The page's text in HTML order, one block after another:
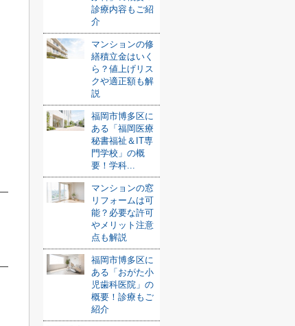
診療内容もご紹
介
マンションの修
繕積立金はいく
ら？値上げリス
クや適正額も解
説
福岡市博多区に
ある「福岡医療
秘書福祉＆IT専
門学校」の概
要！学科...
マンションの窓
リフォームは可
能？必要な許可
やメリット注意
点も解説
福岡市博多区に
ある「おがた小
児歯科医院」の
概要！診療もご
紹介